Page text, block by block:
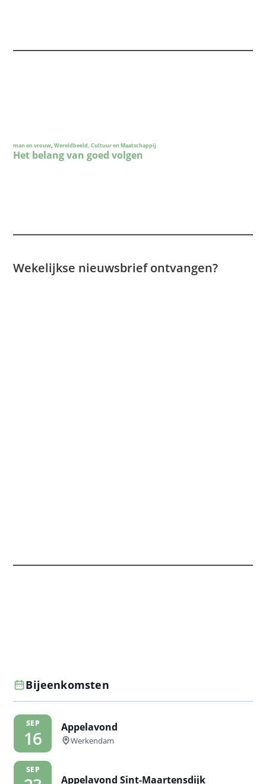
Wekelijkse nieuwsbrief ontvangen?
Bijeenkomsten
SEP
16
Appelavond
Werkendam
SEP